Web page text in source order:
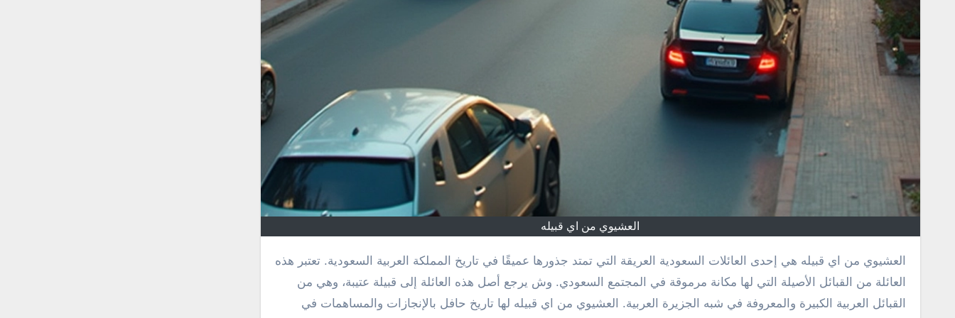
العشيوي من اي قبيله
العائلة من القبائل الأصيلة التي لها مكانة مرموقة في المجتمع السعودي. وش يرجع أصل هذه العائلة إلى قبيلة عتيبة، وهي من
القبائل العربية الكبيرة والمعروفة في شبه الجزيرة العربية. العشيوي من اي قبيله لها تاريخ حافل بالإنجازات والمساهمات في